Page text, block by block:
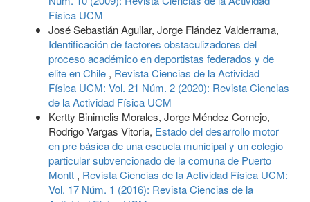
Física UCM
José Sebastián Aguilar, Jorge Flández Valderrama,
Identificación de factores obstaculizadores del
proceso académico en deportistas federados y de
elite en Chile , Revista Ciencias de la Actividad
Física UCM: Vol. 21 Núm. 2 (2020): Revista Ciencias
de la Actividad Física UCM
Kertty Binimelis Morales, Jorge Méndez Cornejo,
Rodrigo Vargas Vitoria, Estado del desarrollo motor
en pre básica de una escuela municipal y un colegio
particular subvencionado de la comuna de Puerto
Montt , Revista Ciencias de la Actividad Física UCM:
Vol. 17 Núm. 1 (2016): Revista Ciencias de la